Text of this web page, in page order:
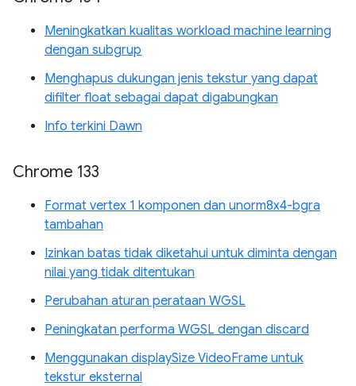
Meningkatkan kualitas workload machine learning
dengan subgrup
Menghapus dukungan jenis tekstur yang dapat
difilter float sebagai dapat digabungkan
Info terkini Dawn
Chrome 133
Format vertex 1 komponen dan unorm8x4-bgra
tambahan
Izinkan batas tidak diketahui untuk diminta dengan
nilai yang tidak ditentukan
Perubahan aturan perataan WGSL
Peningkatan performa WGSL dengan discard
Menggunakan displaySize VideoFrame untuk
tekstur eksternal